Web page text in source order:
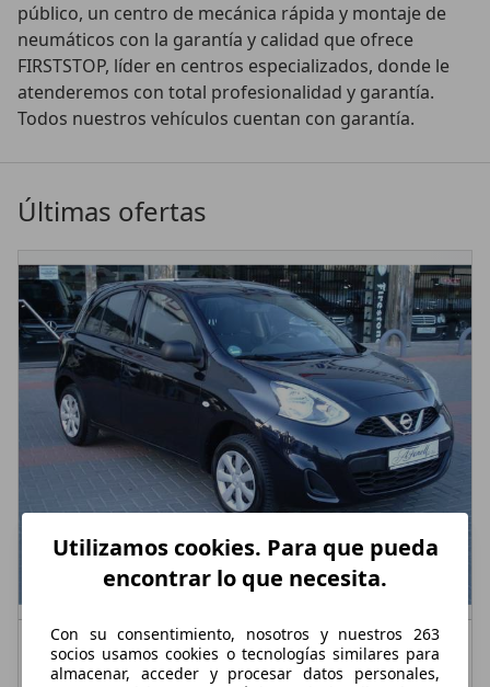
público, un centro de mecánica rápida y montaje de
neumáticos con la garantía y calidad que ofrece
FIRSTSTOP, líder en centros especializados, donde le
atenderemos con total profesionalidad y garantía.
Todos nuestros vehículos cuentan con garantía.
Últimas ofertas
Nissan Micra 1.2 Visia
€ 8.999,-
Utilizamos cookies. Para que pueda
encontrar lo que necesita.
Con su consentimiento, nosotros y nuestros 263
socios usamos cookies o tecnologías similares para
almacenar, acceder y procesar datos personales,